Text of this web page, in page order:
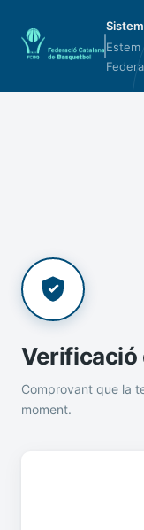
Verificació
Comprovant que la
moment.